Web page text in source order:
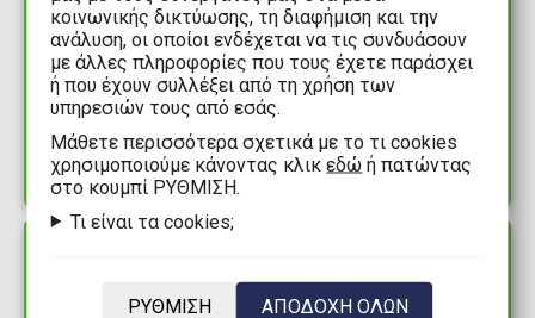
Vallejo Model Color -
Grey Blue Χρώμα
Μοντελισμού (18ml)
Διαθέσιμα: 1
Vallejo Model Color -
Light Emerald Χρώμα
Μοντελισμού (18ml)
κοινωνικής δικτύωσης, τη διαφήμιση και την
ανάλυση, οι οποίοι ενδέχεται να τις συνδυάσουν
με άλλες πληροφορίες που τους έχετε παράσχει
ή που έχουν συλλέξει από τη χρήση των
υπηρεσιών τους από εσάς.
Mάθετε περισσότερα σχετικά με το τι cookies
χρησιμοποιούμε κάνοντας κλικεδώ ή πατώντας
στο κουμπί ΡΥΘΜΙΣΗ.
Τι είναι τα cookies;
ΡΥΘΜΙΣΗ ΑΠΟΔΟΧΗ ΟΛΩΝ